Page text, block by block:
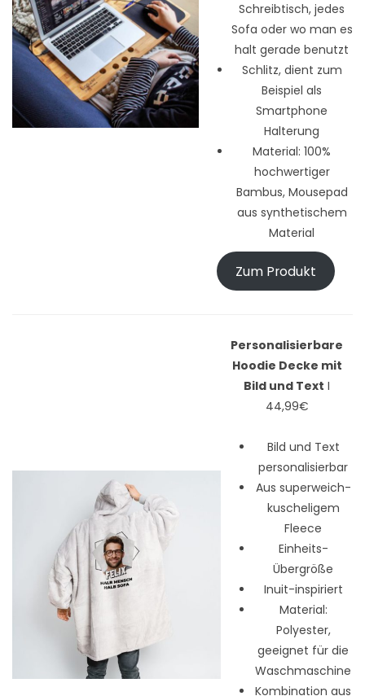
Schreibtisch, jedes
Sofa oder wo man es
halt gerade benutzt
Schlitz, dient zum
Beispiel als
Smartphone
Halterung
Material: 100%
hochwertiger
Bambus, Mousepad
aus synthetischem
Material
Zum Produkt
Personalisierbare
Hoodie Decke mit
Bild und Text I
44,99€
Bild und Text
personalisierbar
Aus superweich-
kuscheligem
Fleece
Einheits-
Übergröße
Inuit-inspiriert
Material:
Polyester,
geeignet für die
Waschmaschine
Kombination aus